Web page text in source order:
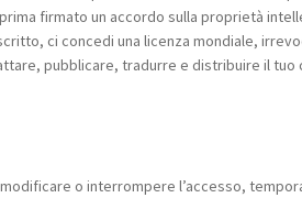
firmato un accordo sulla proprietà
ci concedi una licenza mondiale,
pubblicare, tradurre e distribuire il tuo
o interrompere l’accesso,